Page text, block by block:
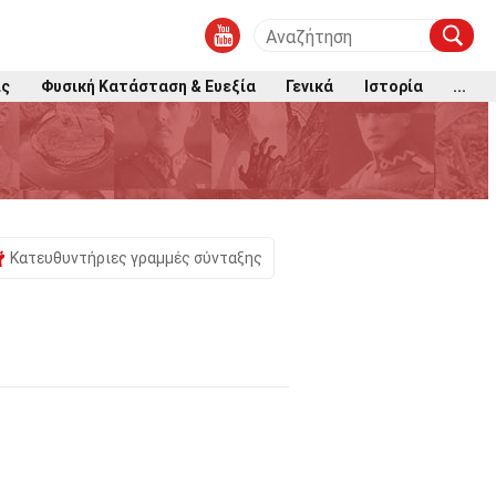
Φυσική Κατάσταση & Ευεξία Γενικά Ιστορία
...
Κατευθυντήριες γραμμές σύνταξης